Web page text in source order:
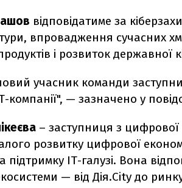
відповідатиме за
впровадження сучасних
і розвиток державної
учасник команди
компанії", — зазначено у
– заступниця з
розвитку цифрової
підтримку ІТ-галузі. Вона
— від Дія.City до